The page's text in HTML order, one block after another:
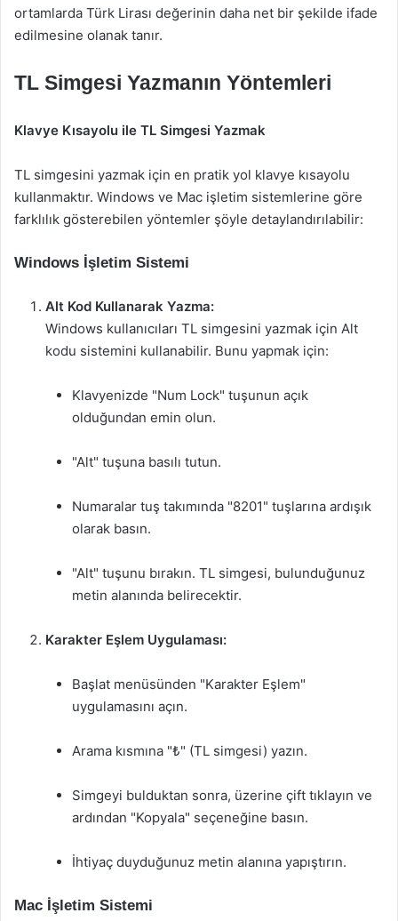
ortamlarda Türk Lirası değerinin daha net bir şekilde ifade
edilmesine olanak tanır.
TL Simgesi Yazmanın Yöntemleri
Klavye Kısayolu ile TL Simgesi Yazmak
TL simgesini yazmak için en pratik yol klavye kısayolu
kullanmaktır. Windows ve Mac işletim sistemlerine göre
farklılık gösterebilen yöntemler şöyle detaylandırılabilir:
Windows İşletim Sistemi
Alt Kod Kullanarak Yazma:
Windows kullanıcıları TL simgesini yazmak için Alt
kodu sistemini kullanabilir. Bunu yapmak için:
Klavyenizde "Num Lock" tuşunun açık
olduğundan emin olun.
"Alt" tuşuna basılı tutun.
Numaralar tuş takımında "8201" tuşlarına ardışık
olarak basın.
"Alt" tuşunu bırakın. TL simgesi, bulunduğunuz
metin alanında belirecektir.
Karakter Eşlem Uygulaması:
Başlat menüsünden "Karakter Eşlem"
uygulamasını açın.
Arama kısmına "₺" (TL simgesi) yazın.
Simgeyi bulduktan sonra, üzerine çift tıklayın ve
ardından "Kopyala" seçeneğine basın.
İhtiyaç duyduğunuz metin alanına yapıştırın.
Mac İşletim Sistemi